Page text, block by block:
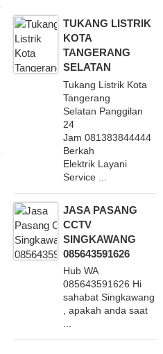
TUKANG LISTRIK
KOTA
TANGERANG
SELATAN
Tukang Listrik Kota
Tangerang
Selatan Panggilan
24
Jam 081383844444
Berkah
Elektrik Layani
Service ...
JASA PASANG
CCTV
SINGKAWANG
085643591626
Hub WA
085643591626 Hi
sahabat Singkawang
, apakah anda saat